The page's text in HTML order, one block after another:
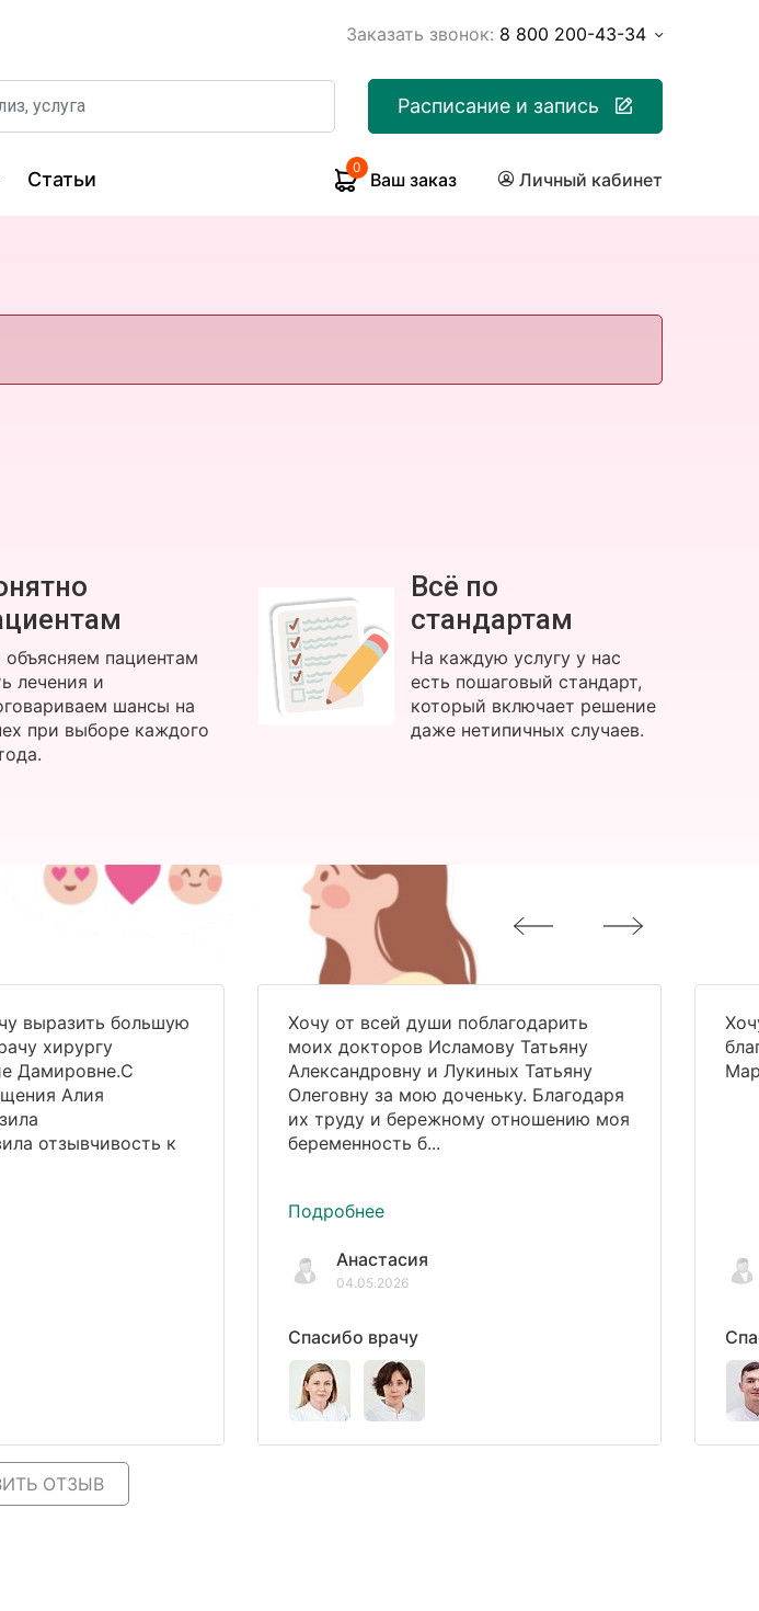
Заказать звонок: 8 800 200-43-34
Расписание и запись
Статьи
0
Ваш заказ Личный кабинет
пациентам
лечения и
шансы на
при выборе каждого
Всё по
стандартам
На каждую услугу у нас
есть пошаговый стандарт,
который включает решение
даже нетипичных случаев.
выразить большую
хирургу
Дамировне.С
Алия
отзывчивость к
Хочу от всей души поблагодарить
моих докторов Исламову Татьяну
Александровну и Лукиных Татьяну
Олеговну за мою доченьку. Благодаря
их труду и бережному отношению моя
беременность б...
Подробнее
Анастасия
04.05.2026
Спасибо врачу
ОТЗЫВ